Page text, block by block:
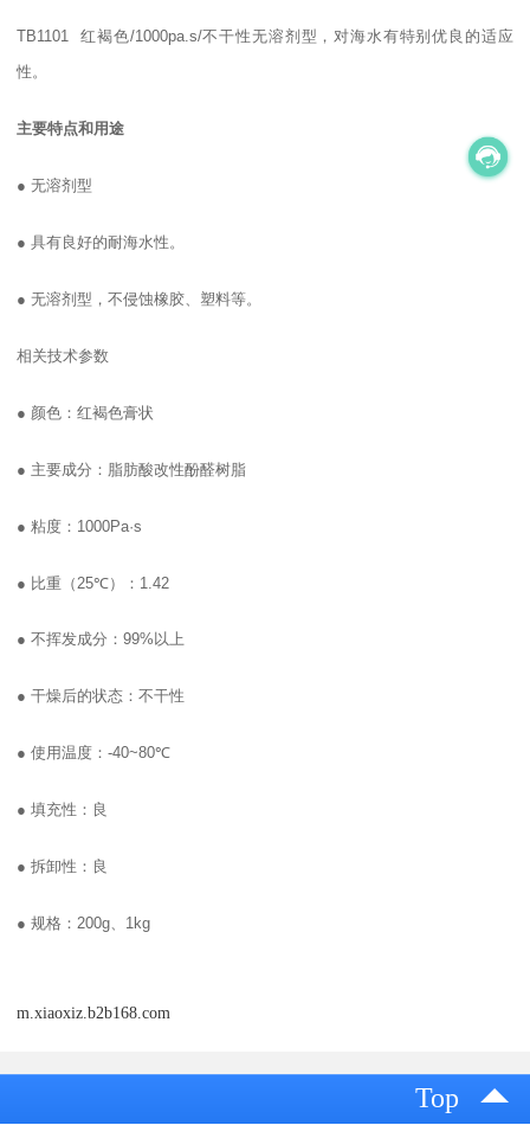
TB1101 红褐色/1000pa.s/不干性无溶剂型，对海水有特别优良的适应
性。
主要特点和用途
●无溶剂型
●具有良好的耐海水性。
●无溶剂型，不侵蚀橡胶、塑料等。
相关技术参数
● 颜色：红褐色膏状
● 主要成分：脂肪酸改性酚醛树脂
●粘度： 1000Pa·s
● 比重（ 25℃）： 1.42
●不挥发成分：99% 以上
●干燥后的状态：不干性
●使用温度：-40~80℃
●填充性：良
●拆卸性：良
●规格： 200g 1kg
m.xiaoxiz.b2b168.com
Top